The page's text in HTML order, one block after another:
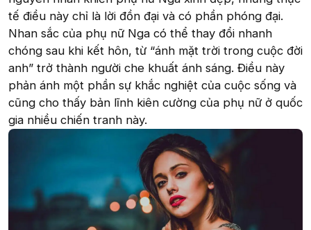
tế điều này chỉ là lời đồn đại và có phần phóng đại.
Nhan sắc của phụ nữ Nga có thể thay đổi nhanh
chóng sau khi kết hôn, từ “ánh mặt trời trong cuộc đời
anh” trở thành người che khuất ánh sáng. Điều này
phản ánh một phần sự khắc nghiệt của cuộc sống và
cũng cho thấy bản lĩnh kiên cường của phụ nữ ở quốc
gia nhiều chiến tranh này.